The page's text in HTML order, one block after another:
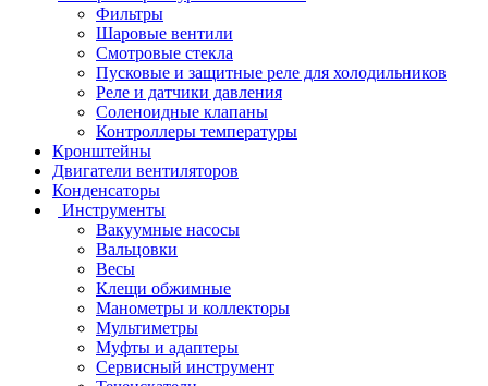
Фильтры
Шаровые вентили
Смотровые стекла
Пусковые и защитные реле для холодильников
Реле и датчики давления
Соленоидные клапаны
Контроллеры температуры
Кронштейны
Двигатели вентиляторов
Конденсаторы
Инструменты
Вакуумные насосы
Вальцовки
Весы
Клещи обжимные
Манометры и коллекторы
Мультиметры
Муфты и адаптеры
Сервисный инструмент